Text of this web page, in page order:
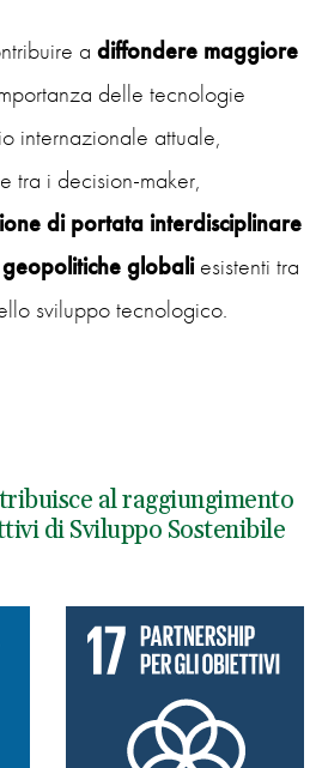
a diffondere maggiore
delle tecnologie
internazionale attuale,
tra i decision-maker,
di portata interdisciplinare
globaliesistenti tra
sviluppo tecnologico.
al raggiungimento
di Sviluppo Sostenibile